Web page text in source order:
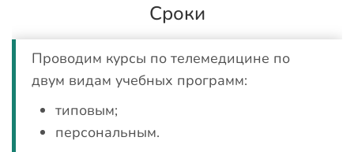
Сроки
Проводим курсы по телемедицине по
двум видам учебных программ:
типовым;
персональным.